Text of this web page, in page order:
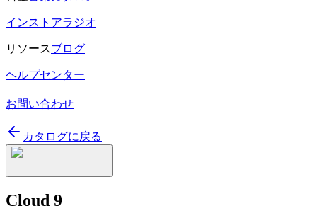
インストアラジオ
リソースブログ
ヘルプセンター
お問い合わせ
カタログに戻る
Cloud 9